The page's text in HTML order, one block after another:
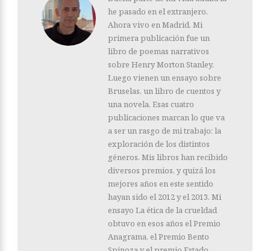
he pasado en el extranjero.
Ahora vivo en Madrid. Mi
primera publicación fue un
libro de poemas narrativos
sobre Henry Morton Stanley.
Luego vienen un ensayo sobre
Bruselas, un libro de cuentos y
una novela. Esas cuatro
publicaciones marcan lo que va
a ser un rasgo de mi trabajo: la
exploración de los distintos
géneros. Mis libros han recibido
diversos premios, y quizá los
mejores años en este sentido
hayan sido el 2012 y el 2013. Mi
ensayo La ética de la crueldad
obtuvo en esos años el Premio
Anagrama, el Premio Bento